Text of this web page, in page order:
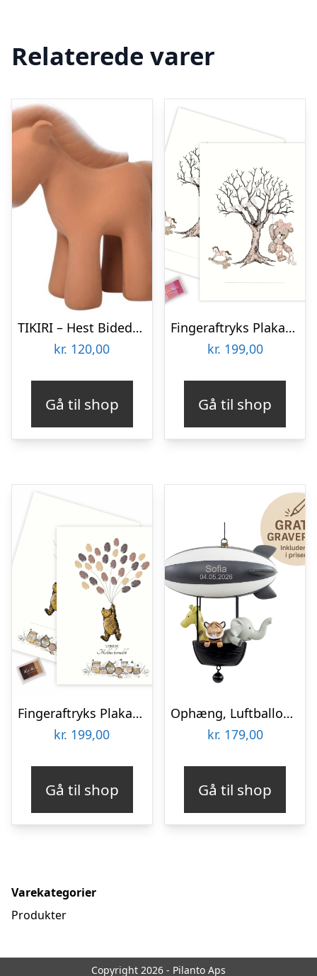
Relaterede varer
TIKIRI – Hest Bidedyr i Naturgummi
kr. 120,00
Gå til shop
Fingeraftryks Plakat – Livets Træ med Teddybear – Lyserød
kr. 199,00
Gå til shop
Fingeraftryks Plakat – Peter Plys med Ballon, Brun
kr. 199,00
Gå til shop
Ophæng, Luftballon, Noahs Ark
kr. 179,00
Gå til shop
Varekategorier
Produkter
Copyright 2026 - Pilanto Aps